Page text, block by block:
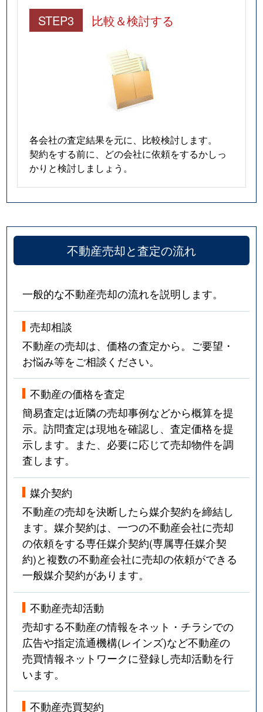
STEP3 比較＆検討する
各会社の査定結果を元に、比較検討します。
契約をする前に、どの会社に依頼をするかしっ
かりと検討しましょう。
不動産売却と査定の流れ
一般的な不動産売却の流れを説明します。
売却相談
不動産の売却は、価格の査定から。ご要望・
お悩み等をご相談ください。
不動産の価格を査定
簡易査定は近隣の売却事例などから概算を提
示。訪問査定は現地を確認し、査定価格を提
示します。また、必要に応じて売却物件を調
査します。
媒介契約
不動産の売却を決断したら媒介契約を締結し
ます。媒介契約は、一つの不動産会社に売却
の依頼をする専任媒介契約(専属専任媒介契
約)と複数の不動産会社に売却の依頼ができる
一般媒介契約があります。
不動産売却活動
売却する不動産の情報をネット・チラシでの
広告や指定流通機構(レインズ)など不動産の
売買情報ネットワークに登録し売却活動を行
います。
不動産売買契約